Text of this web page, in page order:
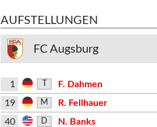
AUFSTELLUNGEN
FC Augsburg
1
F. Dahmen
19
M R. Fellhauer
40 D
N. Banks